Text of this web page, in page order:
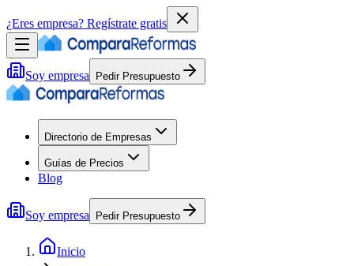
¿Eres empresa? Regístrate gratis
Soy empresa Pedir Presupuesto
Directorio de Empresas
Guías de Precios
Blog
Soy empresa Pedir Presupuesto
Inicio